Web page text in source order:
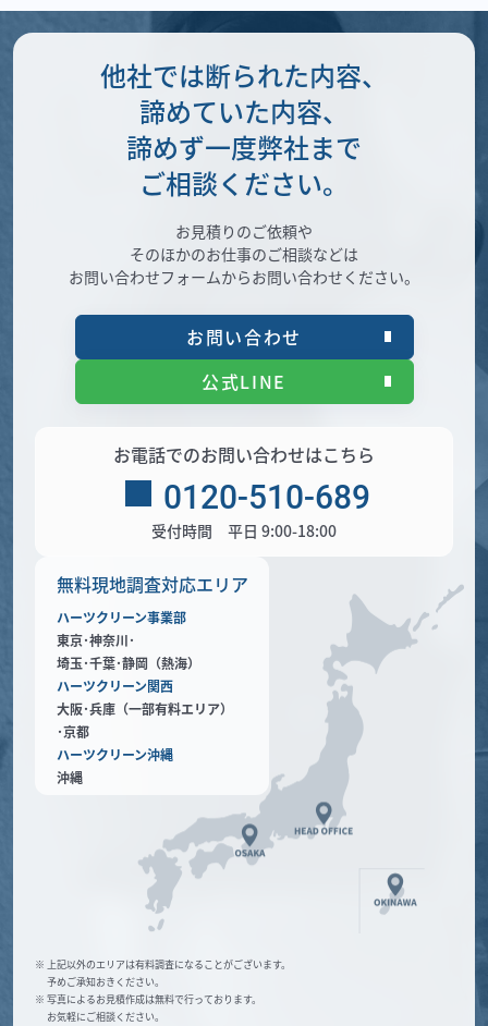
無料現地調査対応エリア
ハーツクリーン事業部
東京･神奈川･
埼玉･千葉･静岡（熱海）
ハーツクリーン関西
大阪･兵庫（一部有料エリア）
･京都
ハーツクリーン沖縄
沖縄
※ 上記以外のエリアは有料調査になることがございます。
予めご承知おきください。
※ 写真によるお見積作成は無料で行っております。
お気軽にご相談ください。
他社では断られた内容、
諦めていた内容、
諦めず一度弊社まで
ご相談ください。
お見積りのご依頼や
そのほかのお仕事のご相談などは
お問い合わせフォームからお問い合わせください。
お問い合わせ
公式LINE
お電話でのお問い合わせはこちら
0120-510-689
受付時間 平日 9:00-18:00